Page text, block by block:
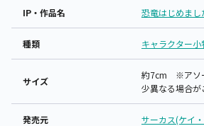
IP・作品名 恐竜はじめまし
種類 キャラクター小
サイズ
約7cm ※アソ
少異なる場合が
発売元 サーカス(ケイ